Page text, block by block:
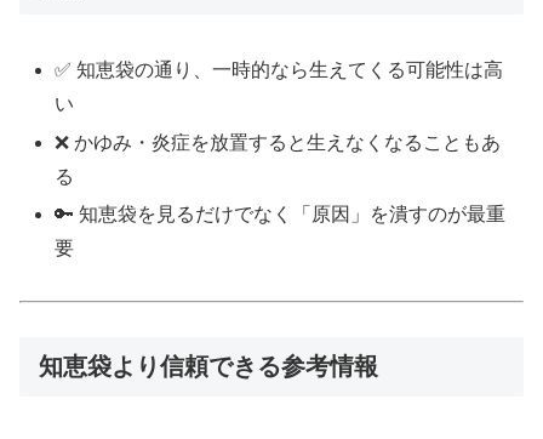
✅ 知恵袋の通り、一時的なら生えてくる可能性は高
い
❌ かゆみ・炎症を放置すると生えなくなることもあ
る
🔑 知恵袋を見るだけでなく「原因」を潰すのが最重
要
知恵袋より信頼できる参考情報